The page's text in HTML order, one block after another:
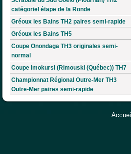
catégoriel étape de la Ronde
Gréoux les Bains TH2 paires semi-rapide
Gréoux les Bains TH5
Coupe Onondaga TH3 originales semi-
normal
Coupe Imokursi (Rimouski (Québec)) TH7
Championnat Régional Outre-Mer TH3
Outre-Mer paires semi-rapide
Accueil